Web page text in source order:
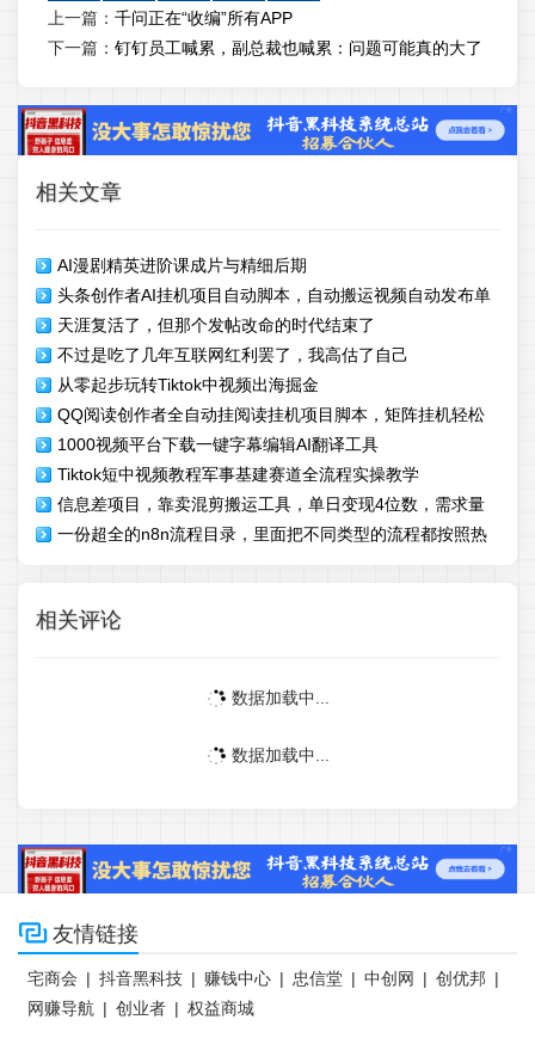
上一篇： 千问正在“收编”所有APP
下一篇： 钉钉员工喊累，副总裁也喊累：问题可能真的大了
相关文章
AI漫剧精英进阶课成片与精细后期
头条创作者AI挂机项目自动脚本，自动搬运视频自动发布单
机一天几十
天涯复活了，但那个发帖改命的时代结束了
不过是吃了几年互联网红利罢了，我高估了自己
从零起步玩转Tiktok中视频出海掘金
QQ阅读创作者全自动挂阅读挂机项目脚本，矩阵挂机轻松
月入5k+
1000视频平台下载一键字幕编辑AI翻译工具
Tiktok短中视频教程军事基建赛道全流程实操教学
信息差项目，靠卖混剪搬运工具，单日变现4位数，需求量
大，复购强
一份超全的n8n流程目录，里面把不同类型的流程都按照热
门创作者分类整理好了
相关评论
数据加载中...
数据加载中...
 友情链接
宅商会 | 抖音黑科技 | 赚钱中心 | 忠信堂 | 中创网 | 创优邦 |
网赚导航 | 创业者 | 权益商城